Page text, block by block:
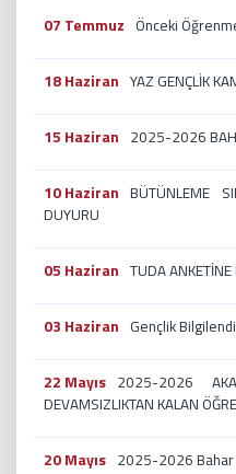
07 Temmuz Önceki
18 Haziran YAZ GENÇLİK
15 Haziran 2025-2026
10 Haziran BÜTÜNLEME
DUYURU
05 Haziran TUDA
03 Haziran Gençlik
22 Mayıs 2025-2026
DEVAMSIZLIKTAN KALAN
20 Mayıs 2025-2026 Bahar